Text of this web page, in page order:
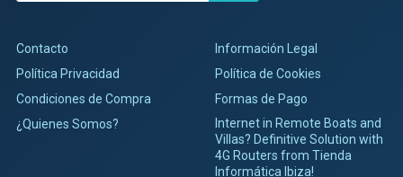
Contacto
Información Legal
Política Privacidad
Política de Cookies
Condiciones de Compra
Formas de Pago
¿Quienes Somos?
Internet in Remote Boats and
Villas? Definitive Solution with
4G Routers from Tienda
Informática Ibiza!